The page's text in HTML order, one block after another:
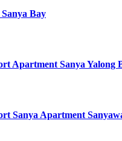
Bay
Apartment Sanya Yalong
Sanya Apartment